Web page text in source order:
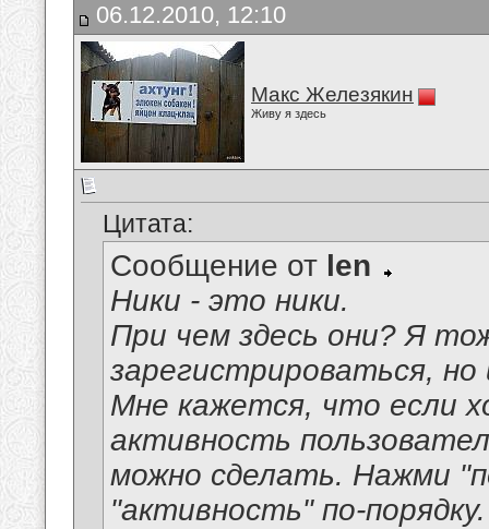
06.12.2010, 12:10
Макс Железякин
Живу я здесь
Цитата:
Сообщение от len
Ники - это ники.
При чем здесь они? Я
зарегистрироваться,
Мне кажется, что если
активность
можно сделать. Нажми
"активность" по-порядку.